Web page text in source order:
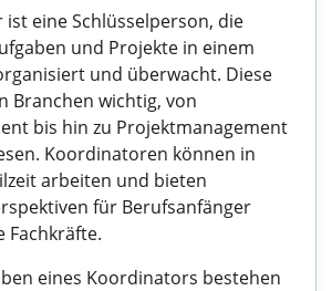
eine Schlüsselperson, die
und Projekte in einem
und überwacht. Diese
Branchen wichtig, von
bis hin zu Projektmanagement
Koordinatoren können in
arbeiten und bieten
für Berufsanfänger
Fachkräfte.
eines Koordinators bestehen